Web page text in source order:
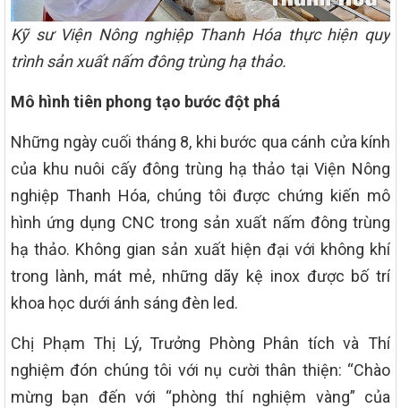
Kỹ sư Viện Nông nghiệp Thanh Hóa thực hiện quy
trình sản xuất nấm đông trùng hạ thảo.
Mô hình tiên phong tạo bước đột phá
Những ngày cuối tháng 8, khi bước qua cánh cửa kính
của khu nuôi cấy đông trùng hạ thảo tại Viện Nông
nghiệp Thanh Hóa, chúng tôi được chứng kiến mô
hình ứng dụng CNC trong sản xuất nấm đông trùng
hạ thảo. Không gian sản xuất hiện đại với không khí
trong lành, mát mẻ, những dãy kệ inox được bố trí
khoa học dưới ánh sáng đèn led.
Chị Phạm Thị Lý, Trưởng Phòng Phân tích và Thí
nghiệm đón chúng tôi với nụ cười thân thiện: “Chào
mừng bạn đến với “phòng thí nghiệm vàng” của